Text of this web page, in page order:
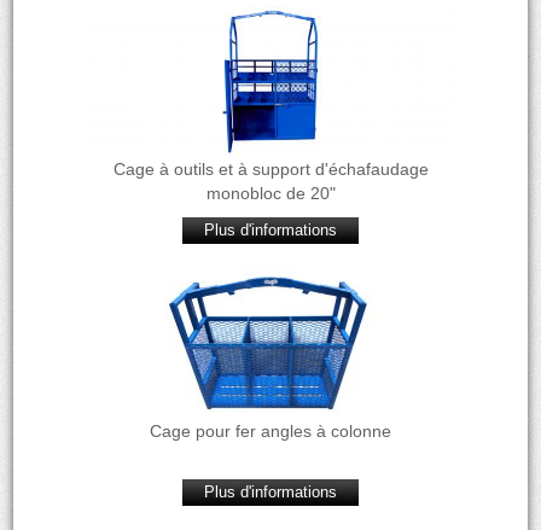
Cage à outils et à support d'échafaudage
monobloc de 20"
Plus d'informations
Cage pour fer angles à colonne
Plus d'informations